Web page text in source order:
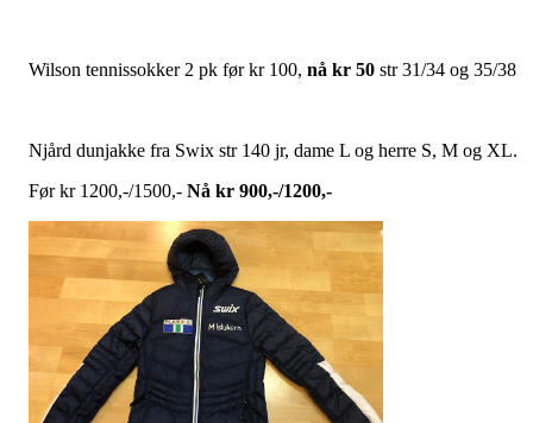
Wilson tennissokker 2 pk før kr 100, nå kr 50 str 31/34 og 35/38
Njård dunjakke fra Swix str 140 jr, dame L og herre S, M og XL.
Før kr 1200,-/1500,- Nå kr 900,-/1200,-